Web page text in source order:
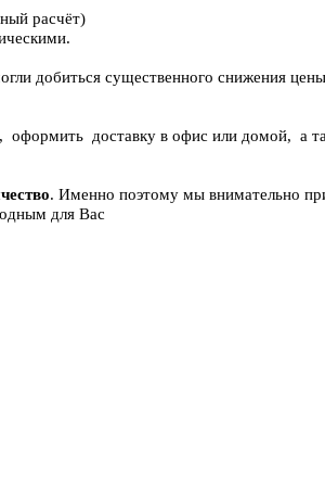
расчёт)
добиться существенного снижения
доставку в офис или домой, а
. Именно поэтому мы внимательно
для Вас